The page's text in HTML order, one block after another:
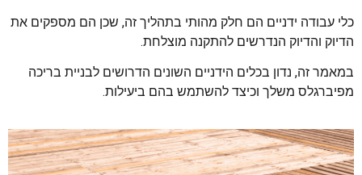
כלי עבודה ידניים הם חלק מהותי בתהליך זה, שכן הם מספקים את
הדיוק והדיוק הנדרשים להתקנה מוצלחת.
במאמר זה, נדון בכלים הידניים השונים הדרושים לבניית בריכה
מפיברגלס משלך וכיצד להשתמש בהם ביעילות.